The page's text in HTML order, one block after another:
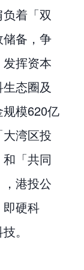
着「双
备，争
挥资本
态圈及
模620亿
湾区投
「共同
港投公
硬科
。